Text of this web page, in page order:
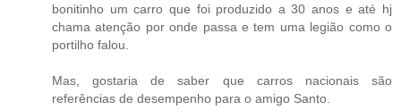
bonitinho um carro que foi produzido a 30 anos e até hj
chama atenção por onde passa e tem uma legião como o
portilho falou.
Mas, gostaria de saber que carros nacionais são
referências de desempenho para o amigo Santo.